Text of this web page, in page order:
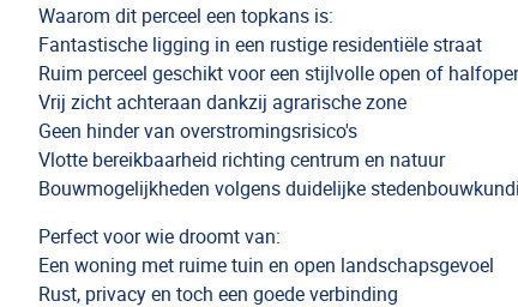
Waarom dit perceel een topkans is:
Fantastische ligging in een rustige residentiële straat
Ruim perceel geschikt voor een stijlvolle open of
Vrij zicht achteraan dankzij agrarische zone
Geen hinder van overstromingsrisico's
Vlotte bereikbaarheid richting centrum en natuur
Bouwmogelijkheden volgens duidelijke
Perfect voor wie droomt van:
Een woning met ruime tuin en open landschapsgevoel
Rust, privacy en toch een goede verbinding